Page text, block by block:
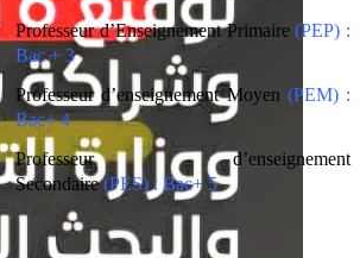
Professeur d’Enseignement Primaire(PEP) :
Bac + 3
Professeur d’enseignement Moyen (PEM) :
Bac+ 4
Professeur d’enseignement
Secondaire(PES) : Bac+ 5